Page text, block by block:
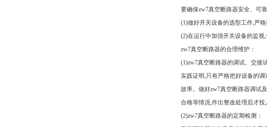
要确保zw7真空断路器安全、可
(1)做好开关设备的选型工作,严格
(2)在运行中加强开关设备的监视,
zw7真空断路器的合理维护：
(1)zw7真空断路器的调试、交接试
实践证明,只有严格把好设备的
故率。做好zw7真空断路器调试
合格等情况,作出整改处理后才投
(2)zw7真空断路器的定期检测：